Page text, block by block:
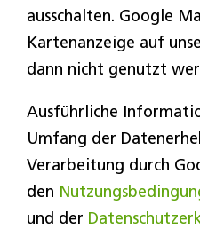
ausschalten. Google
Kartenanzeige auf
dann nicht genutzt
Ausführliche
Umfang der
Verarbeitung durch
den
und der